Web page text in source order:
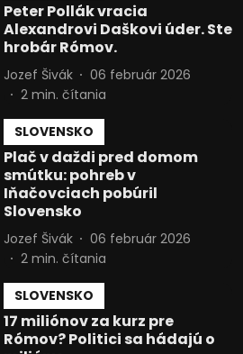
Peter Pollák vracia
Alexandrovi Daškovi úder. Ste
hrobár Rómov.
Jozef Šivák
06 február 2026
2 min. čítania
SLOVENSKO
Plač v daždi pred domom
smútku: pohreb v
Iňačovciach pobúril
Slovensko
Jozef Šivák
06 február 2026
2 min. čítania
SLOVENSKO
17 miliónov za kurz pre
Rómov? Politici sa hádajú o